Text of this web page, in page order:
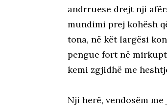
andrruese drejt nji
mundimi prej kohësh
tona, në kët largësi
pengue fort në
kemi zgjidhë me
Nji herë, vendosëm